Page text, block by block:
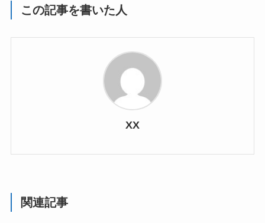
この記事を書いた人
XX
関連記事